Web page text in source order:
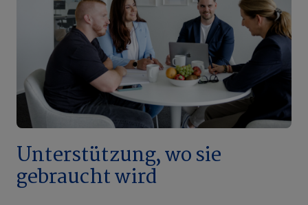
Unterstützung, wo sie
gebraucht wird